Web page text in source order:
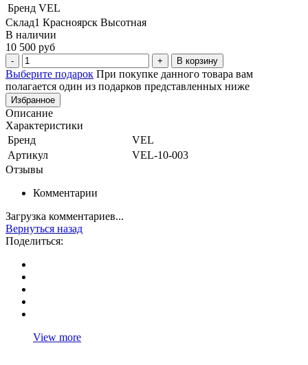
Бренд VEL
Склад1 Красноярск Высотная
В наличии
10 500 руб
В корзину
Выберите подарок При покупке данного товара вам
полагается один из подарков представленных ниже
Избранное
Описание
Характеристики
Бренд
VEL
Артикул
VEL-10-003
Отзывы
Комментарии
Загрузка комментариев...
Вернуться назад
Поделиться:
View more